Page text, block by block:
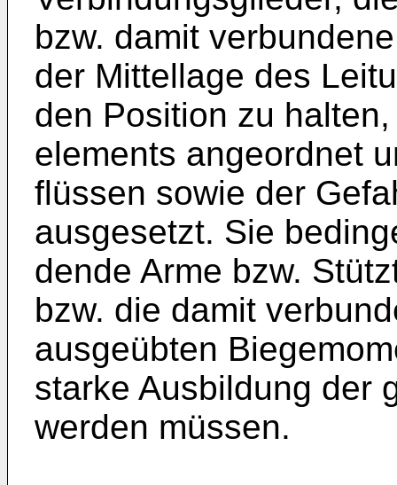
bzw. damit
der Mittellage des
den Position zu
elements angeordnet
flüssen sowie der
aus­gesetzt. Sie
dende Arme bzw.
bzw. die damit
ausgeübten
starke Ausbildung der
werden müssen.